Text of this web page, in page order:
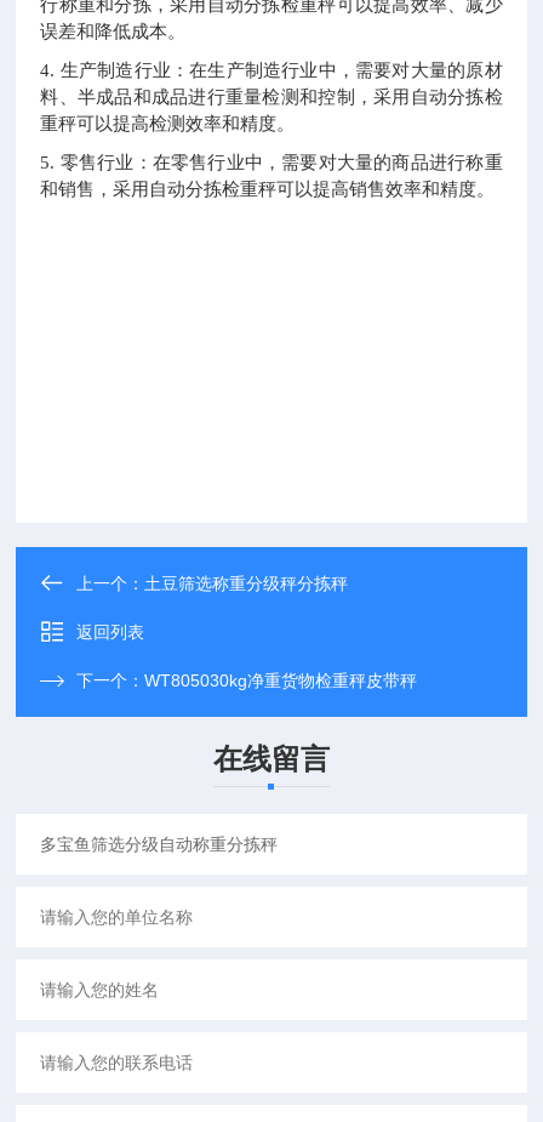
行称重和分拣，采用自动分拣检重秤可以提高效率、减少
误差和降低成本。
4. 生产制造行业：在生产制造行业中，需要对大量的原材
料、半成品和成品进行重量检测和控制，采用自动分拣检
重秤可以提高检测效率和精度。
5. 零售行业：在零售行业中，需要对大量的商品进行称重
和销售，采用自动分拣检重秤可以提高销售效率和精度。
上一个： 土豆筛选称重分级秤分拣秤
返回列表
下一个：WT805030kg净重货物检重秤皮带秤
在线留言